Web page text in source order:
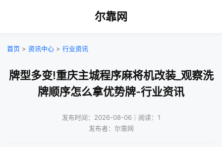
尔靠网
首页 > 资讯中心 > 行业资讯
牌型多变!重庆主城程序麻将机改装_观察洗
牌顺序怎么拿优势牌-行业资讯
发布时间：2026-08-06｜阅读：1
发布者：尔靠网